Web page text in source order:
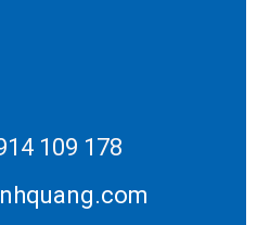
109 178